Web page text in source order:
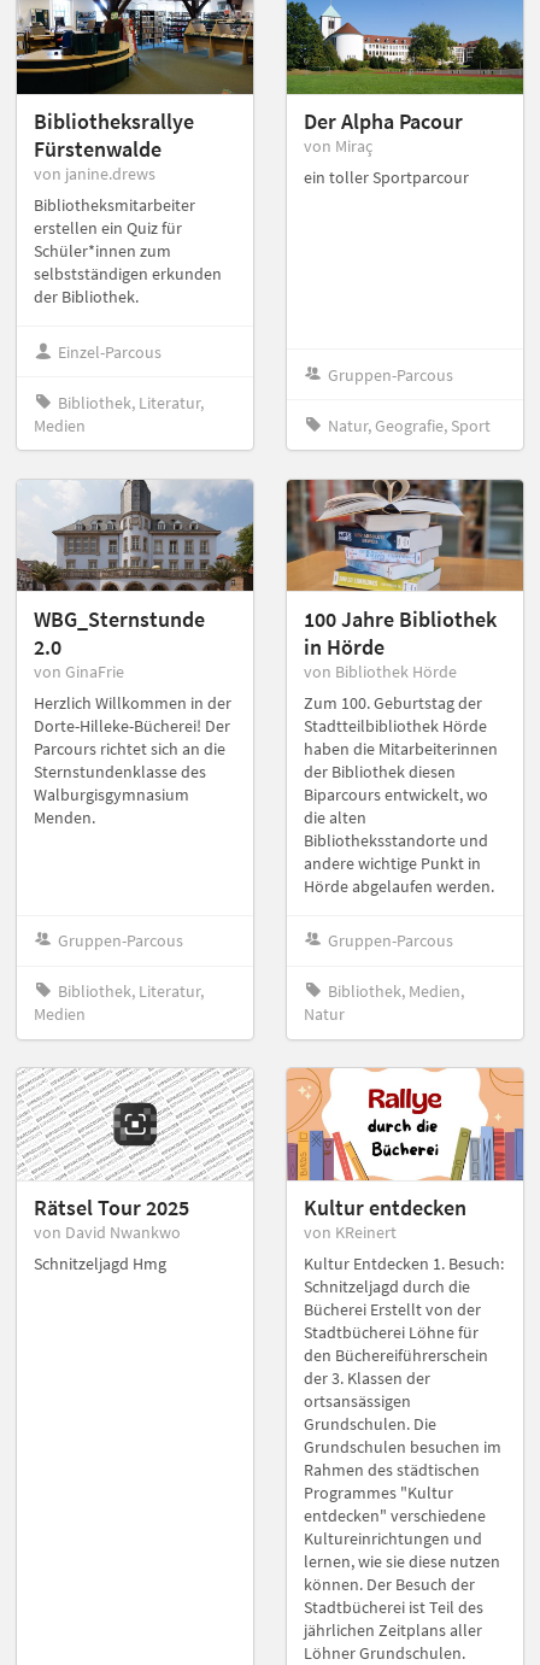
Bibliotheksrallye
Fürstenwalde
von janine.drews
Bibliotheksmitarbeiter
erstellen ein Quiz für
Schüler*innen zum
selbstständigen erkunden
der Bibliothek.
Einzel-Parcous
Bibliothek, Literatur,
Medien
Der Alpha Pacour
von Miraç
ein toller Sportparcour
Gruppen-Parcous
Natur, Geografie, Sport
WBG_Sternstunde
2.0
von GinaFrie
Herzlich Willkommen in der
Dorte-Hilleke-Bücherei! Der
Parcours richtet sich an die
Sternstundenklasse des
Walburgisgymnasium
Menden.
Gruppen-Parcous
Bibliothek, Literatur,
Medien
100 Jahre Bibliothek
in Hörde
von Bibliothek Hörde
Zum 100. Geburtstag der
Stadtteilbibliothek Hörde
haben die Mitarbeiterinnen
der Bibliothek diesen
Biparcours entwickelt, wo
die alten
Bibliotheksstandorte und
andere wichtige Punkt in
Hörde abgelaufen werden.
Gruppen-Parcous
Bibliothek, Medien,
Natur
Rätsel Tour 2025
von David Nwankwo
Schnitzeljagd Hmg
Kultur entdecken
von KReinert
Kultur Entdecken 1. Besuch:
Schnitzeljagd durch die
Bücherei Erstellt von der
Stadtbücherei Löhne für
den Büchereiführerschein
der 3. Klassen der
ortsansässigen
Grundschulen. Die
Grundschulen besuchen im
Rahmen des städtischen
Programmes "Kultur
entdecken" verschiedene
Kultureinrichtungen und
lernen, wie sie diese nutzen
können. Der Besuch der
Stadtbücherei ist Teil des
jährlichen Zeitplans aller
Löhner Grundschulen.